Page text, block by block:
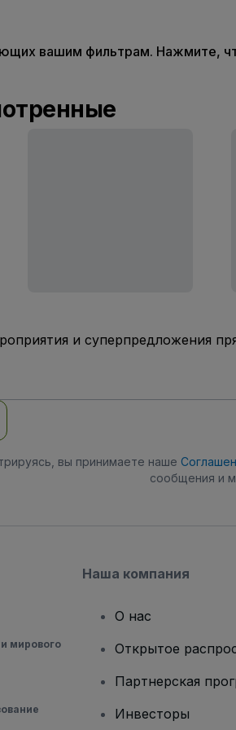
вашим фильтрам. Нажмите,
и суперпредложения
вы принимаете наше
сообщения и
мирового
Наша компания
О нас
Открытое
Партнерская
Инвесторы